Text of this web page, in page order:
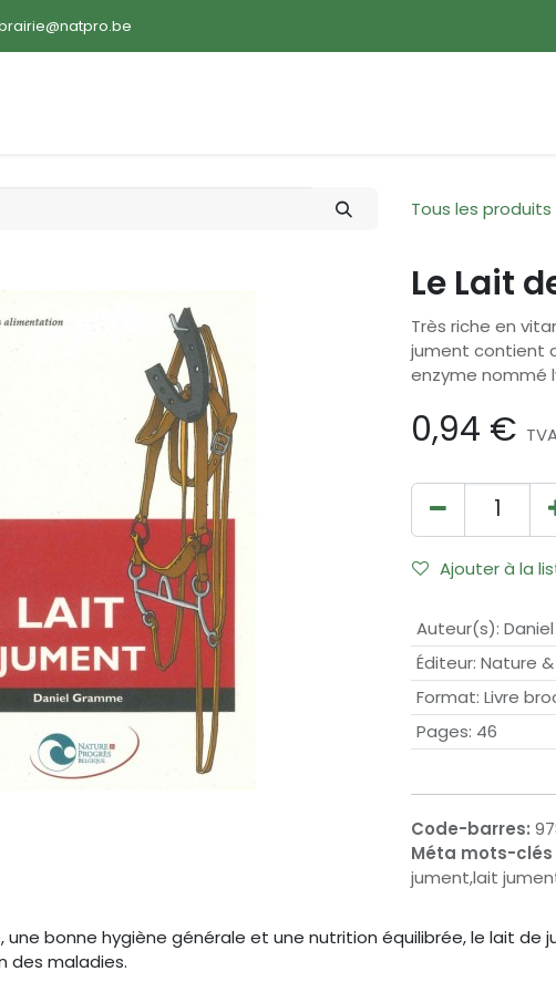
Tous les produits
Le Lait
Très riche en
jument contient
enzyme nommé
0,94 €
Ajouter à la
Auteur(s):
Éditeur: Nature
Format: Livre
Pages: 46
Code-barres:
Méta mots-clés
jument,lait
une bonne hygiène générale et une nutrition équilibrée, le lait
des maladies.